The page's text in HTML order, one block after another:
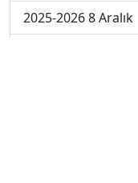
2025-2026 8 Aralık